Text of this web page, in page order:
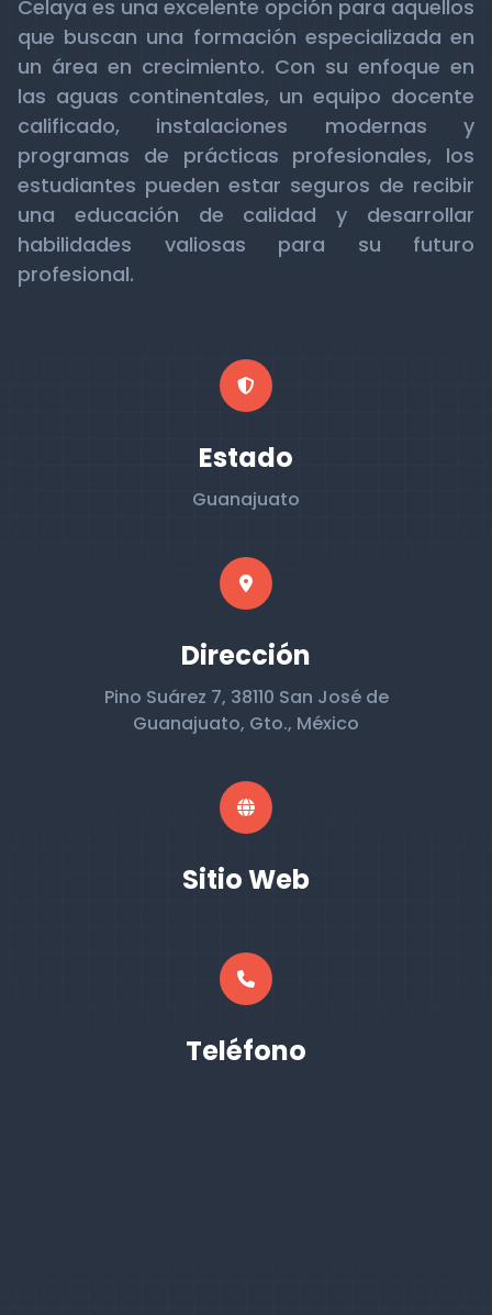
Celaya es una excelente opción para aquellos
que buscan una formación especializada en
un área en crecimiento. Con su enfoque en
las aguas continentales, un equipo docente
calificado, instalaciones modernas y
programas de prácticas profesionales, los
estudiantes pueden estar seguros de recibir
una educación de calidad y desarrollar
habilidades valiosas para su futuro
profesional.
Estado
Guanajuato
Dirección
Pino Suárez 7, 38110 San José de
Guanajuato, Gto., México
Sitio Web
Teléfono